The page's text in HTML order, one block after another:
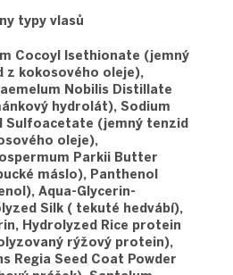
typy vlasů
Cocoyl Isethionate (jemný
z kokosového oleje),
Nobilis Distillate
hydrolát), Sodium
Sulfoacetate (jemný tenzid
oleje),
Parkii Butter
máslo), Panthenol
Aqua-Glycerin-
Silk ( tekuté hedvábí),
Hydrolyzed Rice protein
rýžový protein),
Regia Seed Coat Powder